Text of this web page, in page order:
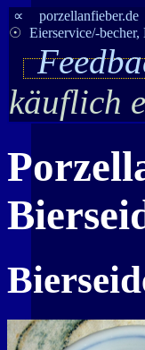
∝ porzellanfieber.de
☉ Eierservice/-
käuflich